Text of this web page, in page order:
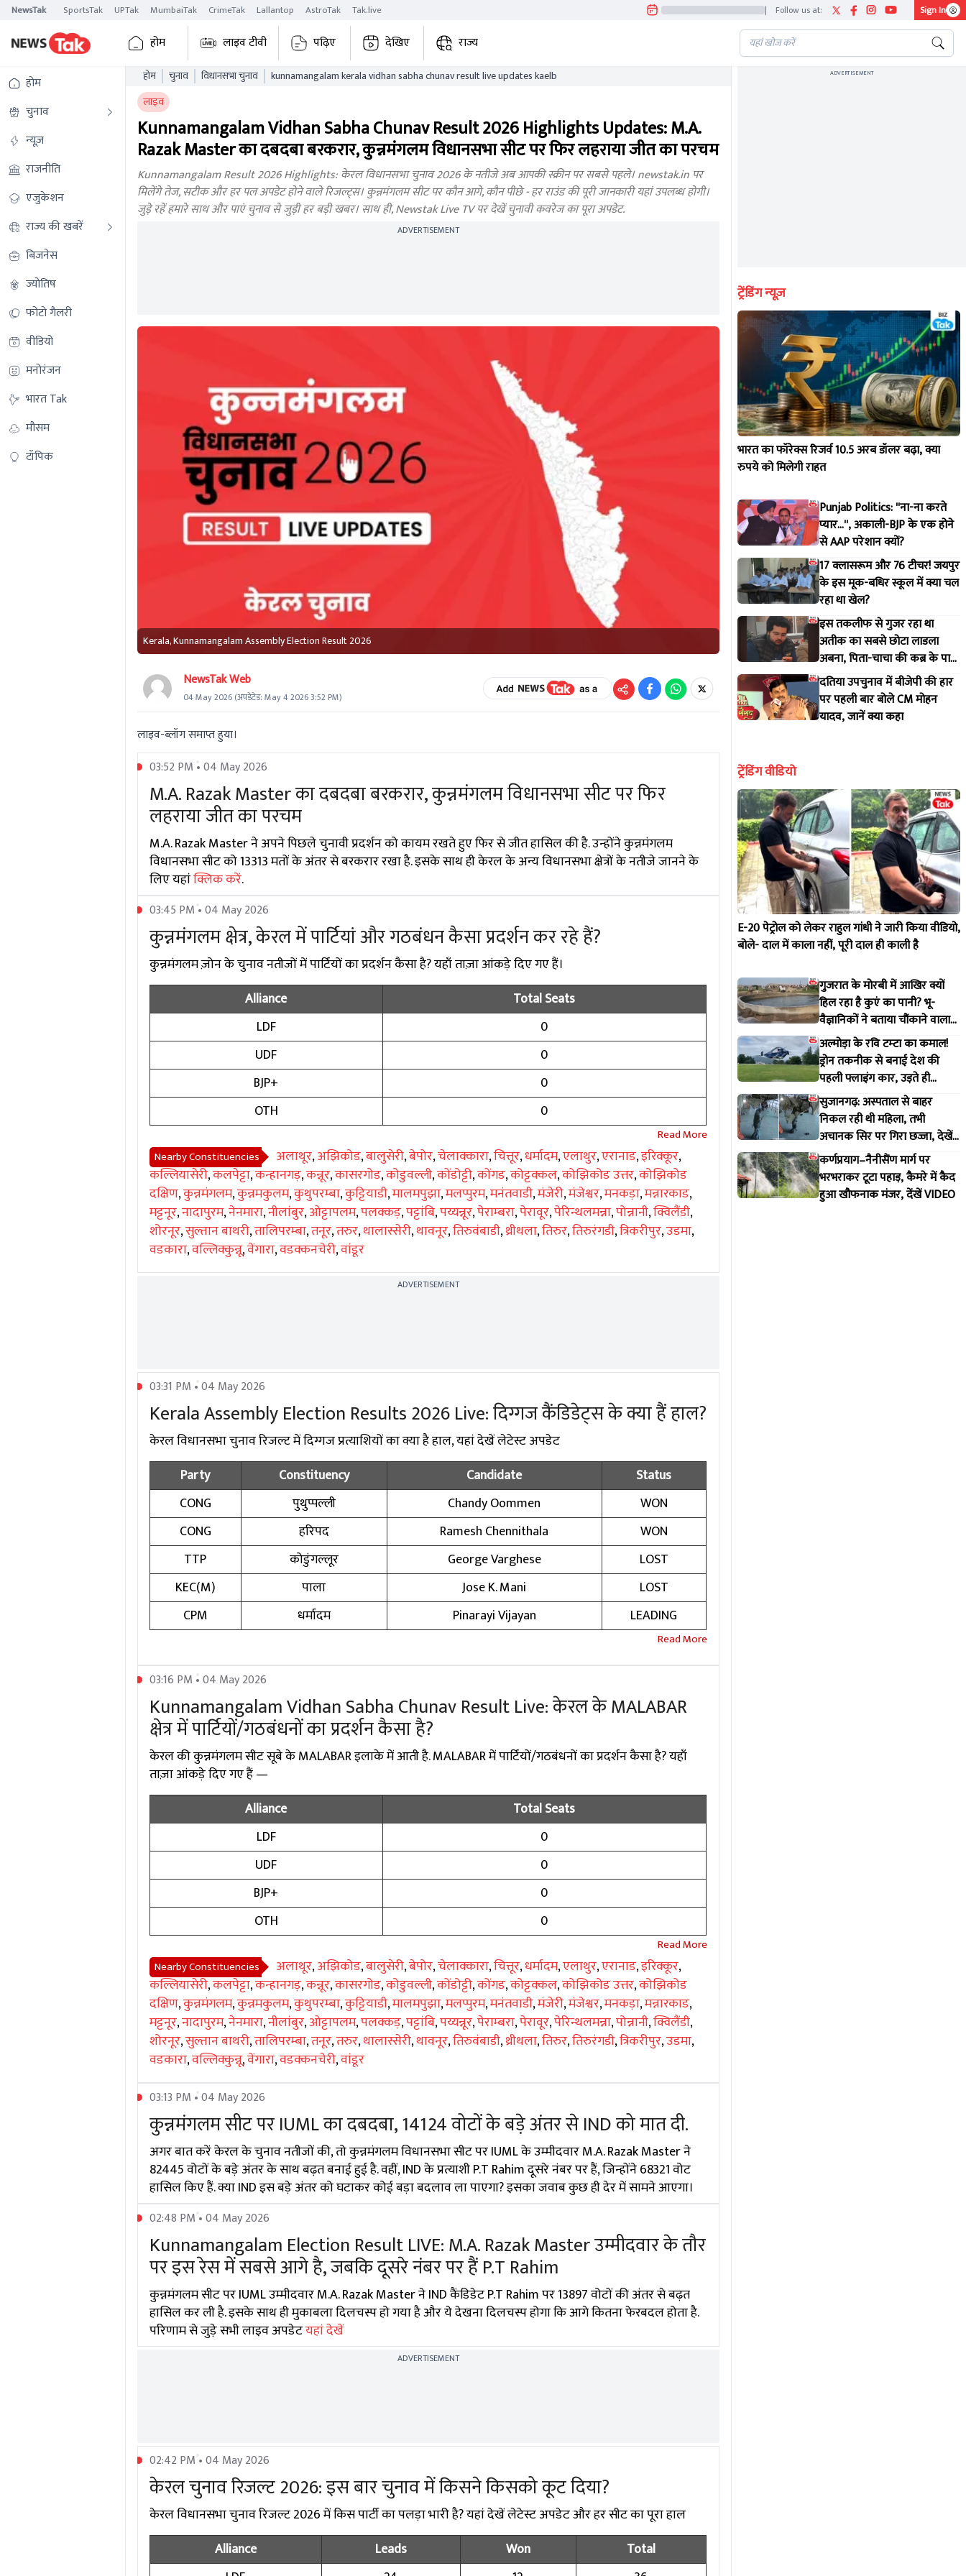
NewsTak SportsTak UPTak MumbaiTak CrimeTak Lallantop AstroTak Tak.live | Follow us at: Sign In
होम लाइव टीवी पढ़िए देखिए राज्य
होम
चुनाव
न्यूज़
राजनीति
एजुकेशन
राज्य की खबरें
बिजनेस
ज्योतिष
फोटो गैलरी
वीडियो
मनोरंजन
भारत Tak
मौसम
टॉपिक
होम चुनाव विधानसभा चुनाव
kunnamangalam kerala vidhan sabha chunav result live updates kaelb
लाइव
Kunnamangalam Vidhan Sabha Chunav Result 2026 Highlights Updates: M.A.
Razak Master का दबदबा बरकरार, कुन्नमंगलम विधानसभा सीट पर फिर लहराया जीत का परचम
Kunnamangalam Result 2026 Highlights: केरल विधानसभा चुनाव 2026 के नतीजे अब आपकी स्क्रीन पर सबसे पहले। newstak.in पर
मिलेंगे तेज, सटीक और हर पल अपडेट होने वाले रिजल्ट्स। कुन्नमंगलम सीट पर कौन आगे, कौन पीछे - हर राउंड की पूरी जानकारी यहां उपलब्ध होगी।
जुड़े रहें हमारे साथ और पाएं चुनाव से जुड़ी हर बड़ी खबर। साथ ही, Newstak Live TV पर देखें चुनावी कवरेज का पूरा अपडेट.
ADVERTISEMENT
Kerala, Kunnamangalam Assembly Election Result 2026
NewsTak Web
04 May 2026(अपडेटेड: May 4 2026 3:52 PM)
लाइव-ब्लॉग समाप्त हुया।
03:52 PM • 04 May 2026
M.A. Razak Master का दबदबा बरकरार, कुन्नमंगलम विधानसभा सीट पर फिर
लहराया जीत का परचम
M.A. Razak Master ने अपने पिछले चुनावी प्रदर्शन को कायम रखते हुए फिर से जीत हासिल की है. उन्होंने कुन्नमंगलम
विधानसभा सीट को 13313 मतों के अंतर से बरकरार रखा है. इसके साथ ही केरल के अन्य विधानसभा क्षेत्रों के नतीजे जानने के
लिए यहांक्लिक करें.
03:45 PM • 04 May 2026
कुन्नमंगलम क्षेत्र, केरल में पार्टियां और गठबंधन कैसा प्रदर्शन कर रहे हैं?
कुन्नमंगलम ज़ोन के चुनाव नतीजों में पार्टियों का प्रदर्शन कैसा है? यहाँ ताज़ा आंकड़े दिए गए हैं।
Alliance
Total Seats
LDF
0
UDF
0
BJP+
0
OTH
0
Nearby Constituencies अलाथूर,अझिकोड,बालुसेरी,बेपोर,चेलाक्कारा,चित्तूर,धर्मादम,एलाथुर,एरानाड,इरिक्कूर,
कल्लियासेरी,कलपेट्टा,कन्हानगड़,कन्नूर,कासरगोड,कोडुवल्ली,कोंडोट्टी,कोंगड,कोट्टक्कल,कोझिकोड उत्तर,कोझिकोड
दक्षिण,कुन्नमंगलम,कुन्नमकुलम,कुथुपरम्बा,कुट्टियाडी,मालमपुझा,मलप्पुरम,मनंतवाडी,मंजेरी,मंजेश्वर,मनकड़ा,मन्नारकाड,
मट्टनूर,नादापुरम,नेनमारा,नीलांबुर,ओट्टापलम,पलक्कड़,पट्टांबि,पय्यन्नूर,पेराम्बरा,पेरावूर,पेरिन्थलमन्ना,पोन्नानी,क्विलैंडी,
शोरनूर,सुल्तान बाथरी,तालिपरम्बा,तनूर,तरुर,थालास्सेरी,थावनूर,तिरुवंबाडी,थ्रीथला,तिरुर,तिरुरंगडी,त्रिकरीपुर,उडमा,
वडकारा,वल्लिक्कुन्नू,वेंगारा,वडक्कनचेरी,वांडूर
ADVERTISEMENT
03:31 PM • 04 May 2026
Kerala Assembly Election Results 2026 Live: दिग्गज कैंडिडेट्स के क्या हैं हाल?
केरल विधानसभा चुनाव रिजल्ट में दिग्गज प्रत्याशियों का क्या है हाल, यहां देखें लेटेस्ट अपडेट
Party
Constituency Candidate
Status
CONG
पुथुप्पल्ली Chandy Oommen
WON
CONG
हरिपद Ramesh Chennithala
WON
TTP
कोडुंगल्लूर George Varghese
LOST
KEC(M)
पाला Jose K. Mani
LOST
CPM
धर्मादम Pinarayi Vijayan LEADING
03:16 PM • 04 May 2026
Kunnamangalam Vidhan Sabha Chunav Result Live: केरल के MALABAR
क्षेत्र में पार्टियों/गठबंधनों का प्रदर्शन कैसा है?
केरल की कुन्नमंगलम सीट सूबे के MALABAR इलाके में आती है. MALABAR में पार्टियों/गठबंधनों का प्रदर्शन कैसा है? यहाँ
ताज़ा आंकड़े दिए गए हैं —
Alliance
Total Seats
LDF
0
UDF
0
BJP+
0
OTH
0
Nearby Constituencies अलाथूर,अझिकोड,बालुसेरी,बेपोर,चेलाक्कारा,चित्तूर,धर्मादम,एलाथुर,एरानाड,इरिक्कूर,
कल्लियासेरी,कलपेट्टा,कन्हानगड़,कन्नूर,कासरगोड,कोडुवल्ली,कोंडोट्टी,कोंगड,कोट्टक्कल,कोझिकोड उत्तर,कोझिकोड
दक्षिण,कुन्नमंगलम,कुन्नमकुलम,कुथुपरम्बा,कुट्टियाडी,मालमपुझा,मलप्पुरम,मनंतवाडी,मंजेरी,मंजेश्वर,मनकड़ा,मन्नारकाड,
मट्टनूर,नादापुरम,नेनमारा,नीलांबुर,ओट्टापलम,पलक्कड़,पट्टांबि,पय्यन्नूर,पेराम्बरा,पेरावूर,पेरिन्थलमन्ना,पोन्नानी,क्विलैंडी,
शोरनूर,सुल्तान बाथरी,तालिपरम्बा,तनूर,तरुर,थालास्सेरी,थावनूर,तिरुवंबाडी,थ्रीथला,तिरुर,तिरुरंगडी,त्रिकरीपुर,उडमा,
वडकारा,वल्लिक्कुन्नू,वेंगारा,वडक्कनचेरी,वांडूर
03:13 PM • 04 May 2026
कुन्नमंगलम सीट पर IUML का दबदबा, 14124 वोटों के बड़े अंतर से IND को मात दी.
अगर बात करें केरल के चुनाव नतीजों की, तो कुन्नमंगलम विधानसभा सीट पर IUML के उम्मीदवार M.A. Razak Master ने
82445 वोटों के बड़े अंतर के साथ बढ़त बनाई हुई है. वहीं, IND के प्रत्याशी P.T Rahim दूसरे नंबर पर हैं, जिन्होंने 68321 वोट
हासिल किए हैं. क्या IND इस बड़े अंतर को घटाकर कोई बड़ा बदलाव ला पाएगा? इसका जवाब कुछ ही देर में सामने आएगा।
02:48 PM • 04 May 2026
Kunnamangalam Election Result LIVE: M.A. Razak Master उम्मीदवार के तौर
पर इस रेस में सबसे आगे है, जबकि दूसरे नंबर पर हैं P.T Rahim
कुन्नमंगलम सीट पर IUML उम्मीदवार M.A. Razak Master ने IND कैंडिडेट P.T Rahim पर 13897 वोटों की अंतर से बढ़त
हासिल कर ली है. इसके साथ ही मुकाबला दिलचस्प हो गया है और ये देखना दिलचस्प होगा कि आगे कितना फेरबदल होता है.
परिणाम से जुड़े सभी लाइव अपडेटयहां देखें
ADVERTISEMENT
02:42 PM • 04 May 2026
केरल चुनाव रिजल्ट 2026: इस बार चुनाव में किसने किसको कूट दिया?
केरल विधानसभा चुनाव रिजल्ट 2026 में किस पार्टी का पलड़ा भारी है? यहां देखें लेटेस्ट अपडेट और हर सीट का पूरा हाल
Alliance
Leads Won
Total
ADVERTISEMENT
ट्रेंडिंग न्यूज़
भारत का फॉरेक्स रिजर्व 10.5 अरब डॉलर बढ़ा, क्या
रुपये को मिलेगी राहत
Punjab Politics: ''ना-ना करते
प्यार...'', अकाली-BJP के एक होने
से AAP परेशान क्यों?
17 क्लासरूम और 76 टीचर! जयपुर
के इस मूक-बधिर स्कूल में क्या चल
रहा था खेल?
इस तकलीफ से गुजर रहा था
अतीक का सबसे छोटा लाडला
अबना, पिता-चाचा की कब्र के पास
ही होगा सुपुर्द-ए-खाक
दतिया उपचुनाव में बीजेपी की हार
पर पहली बार बोले CM मोहन
यादव, जानें क्या कहा
ट्रेंडिंग वीडियो
E-20 पेट्रोल को लेकर राहुल गांधी ने जारी किया वीडियो,
बोले- दाल में काला नहीं, पूरी दाल ही काली है
गुजरात के मोरबी में आखिर क्यों
हिल रहा है कुएं का पानी? भू-
वैज्ञानिकों ने बताया चौंकाने वाला
सच
अल्मोड़ा के रवि टम्टा का कमाल!
ड्रोन तकनीक से बनाई देश की
पहली फ्लाइंग कार, उड़ते ही
वायरल हुआ वीडियो
सुजानगढ़: अस्पताल से बाहर
निकल रही थी महिला, तभी
अचानक सिर पर गिरा छज्जा, देखें
VIDEO
कर्णप्रयाग–नैनीसैंण मार्ग पर
भरभराकर टूटा पहाड़, कैमरे में कैद
हुआ खौफनाक मंजर, देंखें VIDEO